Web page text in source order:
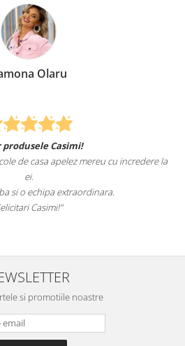
Olaru
produsele Casimi!
de casa apelez mereu cu incredere la
ei.
si o echipa extraordinara.
Casimi!"
si promotiile noastre